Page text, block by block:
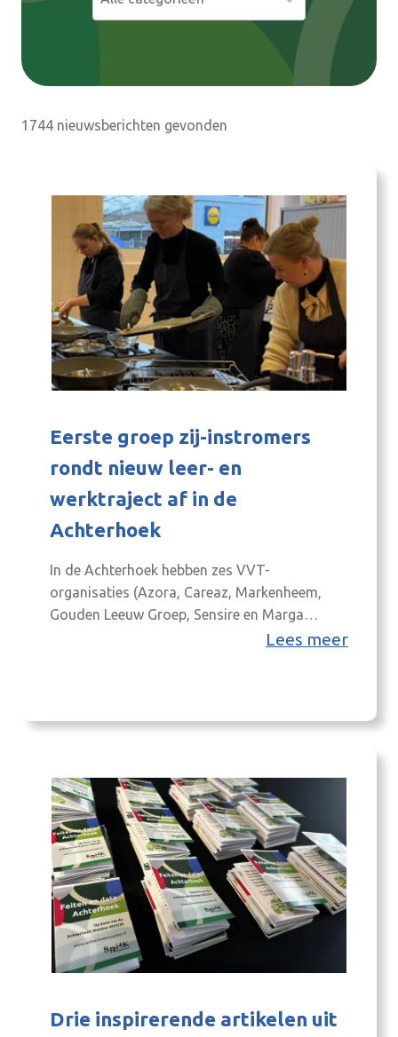
e
1744 nieuwsberichten gevonden
Eerste groep zij-instromers
rondt nieuw leer- en
werktraject af in de
Achterhoek
In de Achterhoek hebben zes VVT-
organisaties (Azora, Careaz, Markenheem,
Gouden Leeuw Groep, Sensire en Marga
Klompé) hun krachten gebundeld onder de
dit doen, is door nieuwe, laagdrempelige leer-
Lees meer
Drie inspirerende artikelen uit